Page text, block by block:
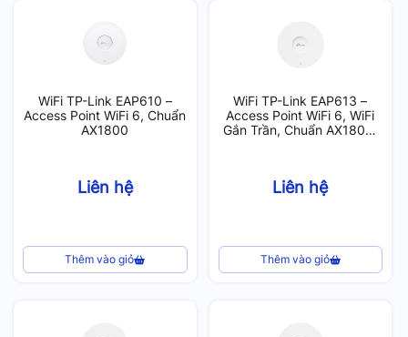
WiFi TP-Link EAP610 –
Access Point WiFi 6, Chuẩn
AX1800
Liên hệ
Thêm vào giỏ
WiFi TP-Link EAP613 –
Access Point WiFi 6, WiFi
Gắn Trần, Chuẩn AX1800,
Liên hệ
Thêm vào giỏ